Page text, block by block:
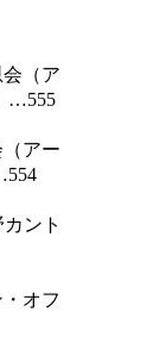
（ア
…555
アー
ント
オフ